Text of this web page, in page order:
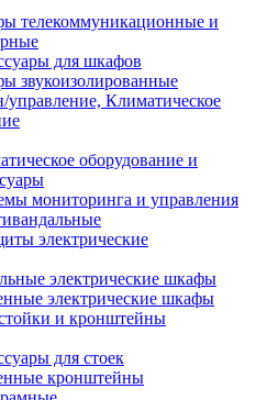
телекоммуникационные и
для шкафов
звукоизолированные
Климатическое
оборудование и
мониторинга и управления
электрические
электрические шкафы
электрические шкафы
и кронштейны
для стоек
кронштейны